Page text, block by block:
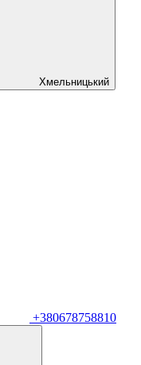
Хмельницький
+380678758810